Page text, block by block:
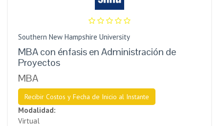
Southern New Hampshire University
MBA con énfasis en Administración de
Proyectos
MBA
Recibir Costos y Fecha de Inicio al Instante
Modalidad:
Virtual